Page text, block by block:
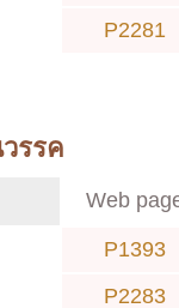
P2281
รรค
Web
P1393
P2283